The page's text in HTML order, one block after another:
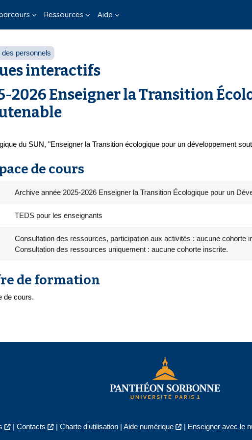
Ressources Aide
des personnels
interactifs
2026 Enseigner la Transition
du SUN, "Enseigner la Transition écologique pour un développement
de cours
Archive année 2025-2026 Enseigner la Transition Écologique pour un
TEDS pour les enseignants
Consultation des ressources, participation aux activités : aucune cohorte
Consultation des ressources uniquement : aucune cohorte inscrite.
de formation
de cours.
| Contacts | Charte d'utilisation| Aide numérique | Enseigner avec le